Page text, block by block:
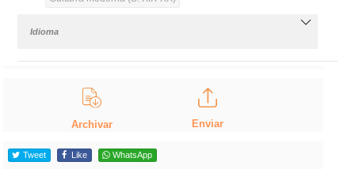
Idioma
Archivar Enviar
Tweet Like WhatsApp